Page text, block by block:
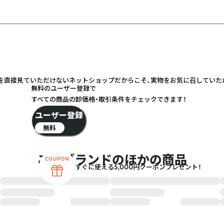
ていただけないネットショップだからこそ、実物をお気に召して
このブランドのほかの商品
無料のユーザー登録で
すべての商品の卸価格・取引条件をチェックできます！
ユーザー登録
無料
すぐに使える5,000円クーポンプレゼント！